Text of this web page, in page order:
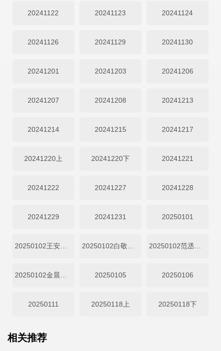
20241122 20241123 20241124
20241126 20241129 20241130
20241201 20241203 20241206
20241207 20241208 20241213
20241214 20241215 20241217
20241220上 20241220下 20241221
20241222 20241227 20241228
20241229 20241231 20250101
20250105 20250106
20250111 20250118上 20250118下
相关推荐